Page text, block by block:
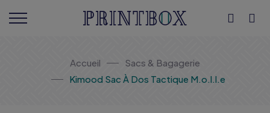
Accueil
Sacs & Bagagerie
Kimood Sac À Dos Tactique M.o.l.l.e